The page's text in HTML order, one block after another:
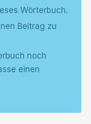
Wörterbuch.
Beitrag zu
noch
einen